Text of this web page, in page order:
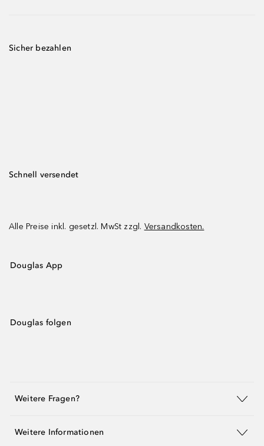
Sicher bezahlen
Schnell versendet
Alle Preise inkl. gesetzl. MwSt zzgl. Versandkosten.
Douglas App
Douglas folgen
Weitere Fragen?
Weitere Informationen